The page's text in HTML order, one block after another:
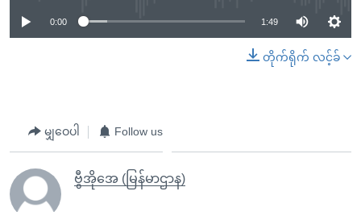
0:00 1:49
တိုက်ရိုက် လင့်ခ်
မျှဝေပါ Follow us
ဗွီအိုအေ (မြန်မာဌာန)